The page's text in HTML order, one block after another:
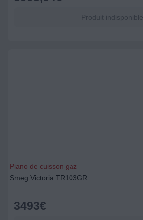
Produit indisponible
Piano de cuisson gaz
Smeg Victoria TR103GR
3493€